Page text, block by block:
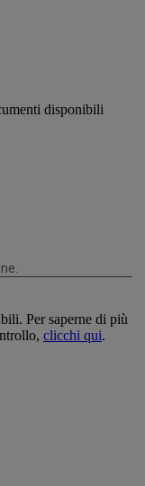
disponibili
Per saperne di più
clicchi qui.